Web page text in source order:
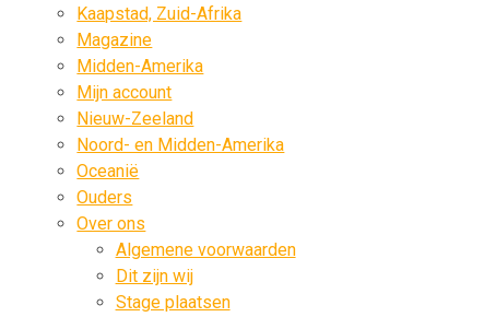
Kaapstad, Zuid-Afrika
Magazine
Midden-Amerika
Mijn account
Nieuw-Zeeland
Noord- en Midden-Amerika
Oceanië
Ouders
Over ons
Algemene voorwaarden
Dit zijn wij
Stage plaatsen